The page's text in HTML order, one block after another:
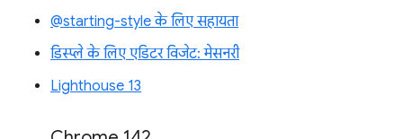
@starting-style के लिए सहायता
डिस्प्ले के लिए एडिटर विजेट: मेसनरी
Lighthouse 13